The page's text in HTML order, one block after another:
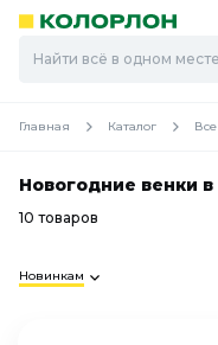
Ск
Ск
Главная Каталог
Новогодние венки
10 товаров
Новинкам